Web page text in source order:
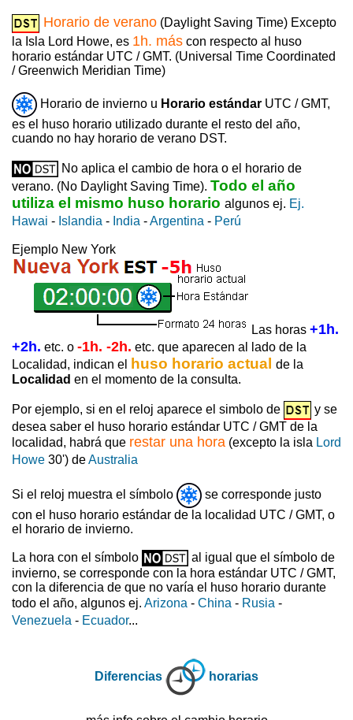
Horario de verano (Daylight Saving Time) Excepto
la Isla Lord Howe, es 1h. más con respecto al huso
horario estándar UTC / GMT. (Universal Time Coordinated
/ Greenwich Meridian Time)
Horario de invierno u Horario estándar UTC / GMT,
es el huso horario utilizado durante el resto del año,
cuando no hay horario de verano DST.
No aplica el cambio de hora o el horario de
verano. (No Daylight Saving Time). Todo el año
utiliza el mismo huso horario algunos ej. Ej.
Hawai - Islandia - India -Argentina - Perú
Ejemplo New York
Las horas +1h.
+2h. etc. o -1h. -2h. etc. que aparecen al lado de la
Localidad, indican el
huso horario actual de la
Localidad en el momento de la consulta.
Por ejemplo, si en el reloj aparece el simbolo de
y se
desea saber el huso horario estándar UTC / GMT de la
localidad, habrá que restar una hora (excepto la isla Lord
Howe 30') deAustralia
Si el reloj muestra el símbolo
se corresponde justo
con el huso horario estándar de la localidad UTC / GMT, o
el horario de invierno.
La hora con el símbolo
al igual que el símbolo de
invierno, se corresponde con la hora estándar UTC / GMT,
con la diferencia de que no varía el huso horario durante
todo el año, algunos ej. Arizona - China - Rusia -
Venezuela - Ecuador...
Diferencias horarias